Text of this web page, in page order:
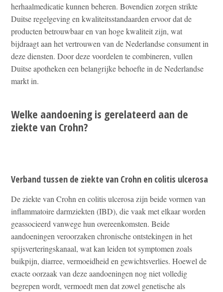
herhaalmedicatie kunnen beheren. Bovendien zorgen strikte
Duitse regelgeving en kwaliteitsstandaarden ervoor dat de
producten betrouwbaar en van hoge kwaliteit zijn, wat
bijdraagt aan het vertrouwen van de Nederlandse consument in
deze diensten. Door deze voordelen te combineren, vullen
Duitse apotheken een belangrijke behoefte in de Nederlandse
markt in.
Welke aandoening is gerelateerd aan de
ziekte van Crohn?
Verband tussen de ziekte van Crohn en colitis ulcerosa
De ziekte van Crohn en colitis ulcerosa zijn beide vormen van
inflammatoire darmziekten (IBD), die vaak met elkaar worden
geassocieerd vanwege hun overeenkomsten. Beide
aandoeningen veroorzaken chronische ontstekingen in het
spijsverteringskanaal, wat kan leiden tot symptomen zoals
buikpijn, diarree, vermoeidheid en gewichtsverlies. Hoewel de
exacte oorzaak van deze aandoeningen nog niet volledig
begrepen wordt, vermoedt men dat zowel genetische als